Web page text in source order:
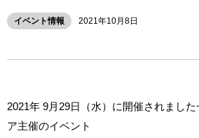
イベント情報 2021年10月8日
2021年 9月29日（水）に開催されまし
ア主催のイベント